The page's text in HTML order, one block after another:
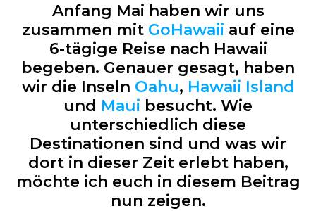
Anfang Mai haben wir uns
zusammen mit GoHawaii auf eine
6-tägige Reise nach Hawaii
begeben. Genauer gesagt, haben
wir die Inseln Oahu, Hawaii Island
und Maui besucht. Wie
unterschiedlich diese
Destinationen sind und was wir
dort in dieser Zeit erlebt haben,
möchte ich euch in diesem Beitrag
nun zeigen.